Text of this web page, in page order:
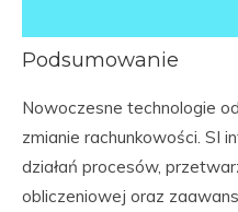
Podsumowanie
Nowoczesne technologie
zmianie rachunkowości. SI
działań procesów,
obliczeniowej oraz